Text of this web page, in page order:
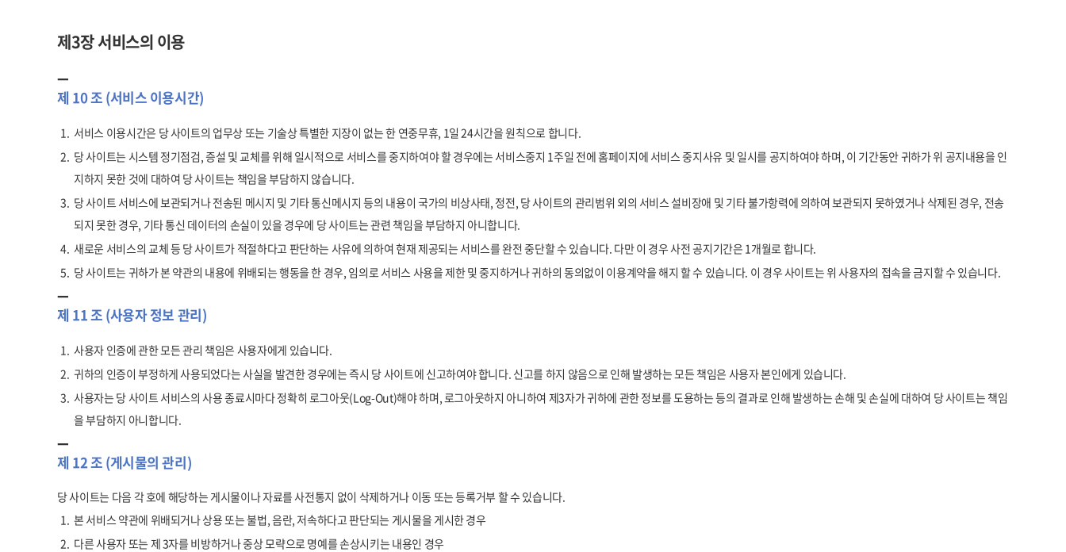
제3장 서비스의 이용
제 10 조 (서비스 이용시간)
1. 서비스 이용시간은 당 사이트의 업무상 또는 기술상 특별한 지장이 없는 한 연중무휴, 1일 24시간을 원칙으로 합니다.
2. 당 사이트는 시스템 정기점검, 증설 및 교체를 위해 일시적으로 서비스를 중지하여야 할 경우에는 서비스중지 1주일 전에 홈페이지에 서비스 중지사유 및 일시를 공지하여야 하며, 이 기간동안 귀하가 위 공지내용을 인
지하지 못한 것에 대하여 당 사이트는 책임을 부담하지 않습니다.
3. 당 사이트 서비스에 보관되거나 전송된 메시지 및 기타 통신메시지 등의 내용이 국가의 비상사태, 정전, 당 사이트의 관리범위 외의 서비스 설비장애 및 기타 불가항력에 의하여 보관되지 못하였거나 삭제된 경우, 전송
되지 못한 경우, 기타 통신 데이터의 손실이 있을 경우에 당 사이트는 관련 책임을 부담하지 아니합니다.
4. 새로운 서비스의 교체 등 당 사이트가 적절하다고 판단하는 사유에 의하여 현재 제공되는 서비스를 완전 중단할 수 있습니다. 다만 이 경우 사전 공지기간은 1개월로 합니다.
5. 당 사이트는 귀하가 본 약관의 내용에 위배되는 행동을 한 경우, 임의로 서비스 사용을 제한 및 중지하거나 귀하의 동의없이 이용계약을 해지 할 수 있습니다. 이 경우 사이트는 위 사용자의 접속을 금지할 수 있습니다.
제 11 조 (사용자 정보 관리)
1. 사용자 인증에 관한 모든 관리 책임은 사용자에게 있습니다.
2. 귀하의 인증이 부정하게 사용되었다는 사실을 발견한 경우에는 즉시 당 사이트에 신고하여야 합니다. 신고를 하지 않음으로 인해 발생하는 모든 책임은 사용자 본인에게 있습니다.
3. 사용자는 당 사이트 서비스의 사용 종료시마다 정확히 로그아웃(Log-Out)해야 하며, 로그아웃하지 아니하여 제3자가 귀하에 관한 정보를 도용하는 등의 결과로 인해 발생하는 손해 및 손실에 대하여 당 사이트는 책임
을 부담하지 아니합니다.
제 12 조 (게시물의 관리)
당 사이트는 다음 각 호에 해당하는 게시물이나 자료를 사전통지 없이 삭제하거나 이동 또는 등록거부 할 수 있습니다.
1. 본 서비스 약관에 위배되거나 상용 또는 불법, 음란, 저속하다고 판단되는 게시물을 게시한 경우
2. 다른 사용자 또는 제 3자를 비방하거나 중상 모략으로 명예를 손상시키는 내용인 경우